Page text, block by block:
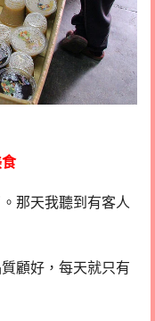
那天我聽到有客人
顧好，每天就只有